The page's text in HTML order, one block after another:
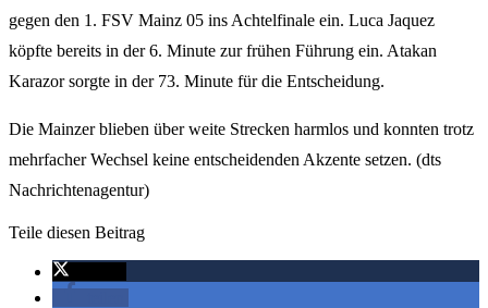
gegen den 1. FSV Mainz 05 ins Achtelfinale ein. Luca Jaquez
köpfte bereits in der 6. Minute zur frühen Führung ein. Atakan
Karazor sorgte in der 73. Minute für die Entscheidung.
Die Mainzer blieben über weite Strecken harmlos und konnten trotz
mehrfacher Wechsel keine entscheidenden Akzente setzen. (dts
Nachrichtenagentur)
Teile diesen Beitrag